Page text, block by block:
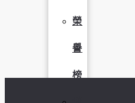
榮
譽
榜